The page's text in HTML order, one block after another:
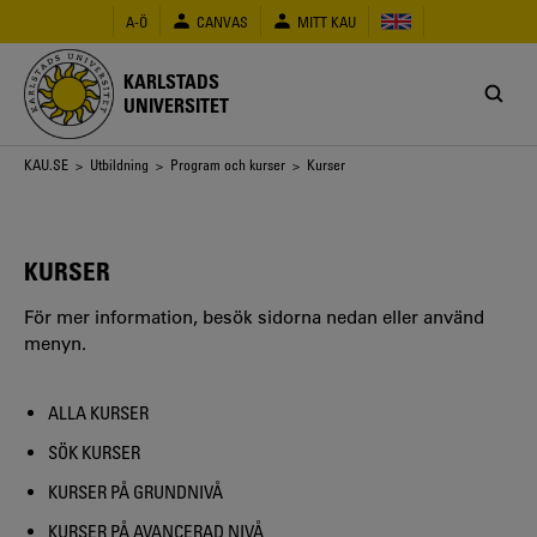
huvudinnehåll
A-Ö CANVAS MITT KAU
KARLSTADS
UNIVERSITET
Länkstig
KAU.SE > Utbildning > Program och kurser > Kurser
KURSER
För mer information, besök sidorna nedan eller använd
menyn.
ALLA KURSER
SÖK KURSER
KURSER PÅ GRUNDNIVÅ
KURSER PÅ AVANCERAD NIVÅ